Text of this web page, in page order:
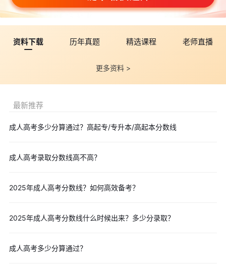
资料下载 历年真题 精选课程 老师直播
更多资料 >
最新推荐
成人高考多少分算通过？高起专/专升本/高起本分数线
成人高考录取分数线高不高？
2025年成人高考分数线？如何高效备考？
2025年成人高考分数线什么时候出来？多少分录取？
成人高考多少分算通过？